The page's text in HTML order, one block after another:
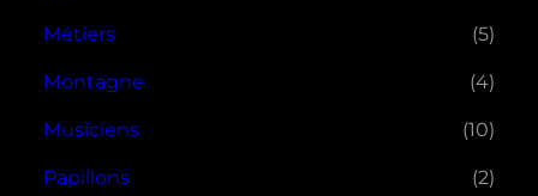
Métiers (5)
Montagne (4)
Musiciens (10)
Papillons (2)